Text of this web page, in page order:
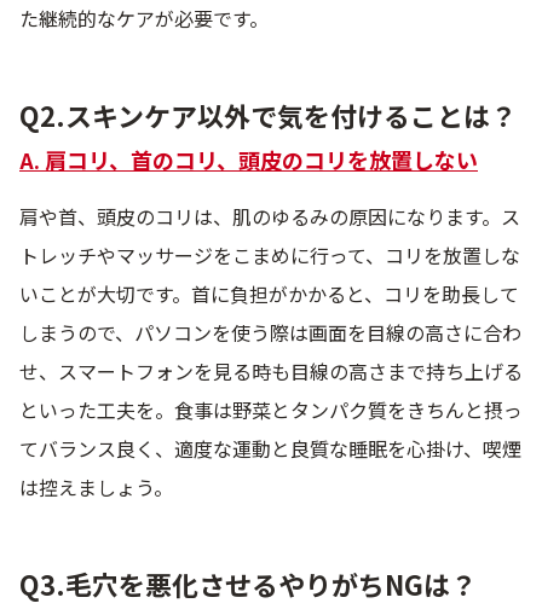
た継続的なケアが必要です。
Q2.スキンケア以外で気を付けることは？
A. 肩コリ、首のコリ、頭皮のコリを放置しない
肩や首、頭皮のコリは、肌のゆるみの原因になります。ス
トレッチやマッサージをこまめに行って、コリを放置しな
いことが大切です。首に負担がかかると、コリを助長して
しまうので、パソコンを使う際は画面を目線の高さに合わ
せ、スマートフォンを見る時も目線の高さまで持ち上げる
といった工夫を。食事は野菜とタンパク質をきちんと摂っ
てバランス良く、適度な運動と良質な睡眠を心掛け、喫煙
は控えましょう。
Q3.毛穴を悪化させるやりがちNGは？